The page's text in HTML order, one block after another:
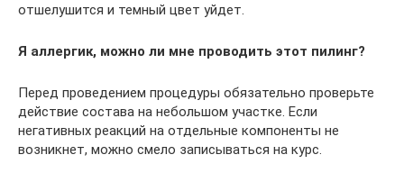
отшелушится и темный цвет уйдет.
Я аллергик, можно ли мне проводить этот пилинг?
Перед проведением процедуры обязательно проверьте
действие состава на небольшом участке. Если
негативных реакций на отдельные компоненты не
возникнет, можно смело записываться на курс.